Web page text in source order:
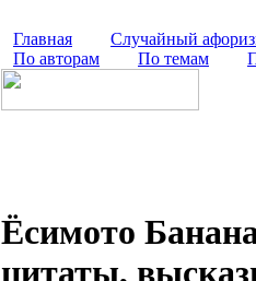
Главная Случайный
По авторам
По темам
Ёсимото
цитаты,